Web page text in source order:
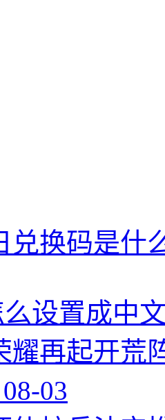
兑换码是什
设置成中
耀再起开荒
08-03